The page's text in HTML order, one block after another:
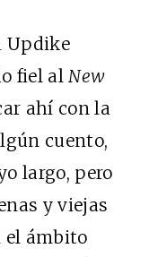
Updike
fiel alNew
ahí con la
cuento,
largo, pero
y viejas
el ámbito